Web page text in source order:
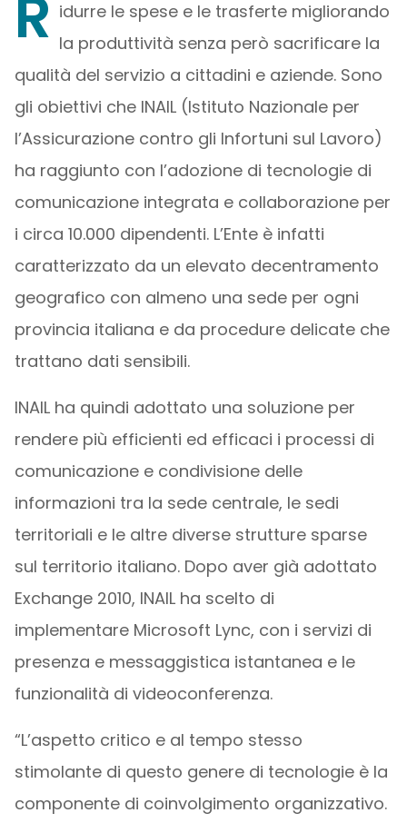
R idurre le spese e le trasferte migliorando
la produttività senza però sacrificare la
qualità del servizio a cittadini e aziende. Sono
gli obiettivi che INAIL (Istituto Nazionale per
l’Assicurazione contro gli Infortuni sul Lavoro)
ha raggiunto con l’adozione di tecnologie di
comunicazione integrata e collaborazione per
i circa 10.000 dipendenti. L’Ente è infatti
caratterizzato da un elevato decentramento
geografico con almeno una sede per ogni
provincia italiana e da procedure delicate che
trattano dati sensibili.
INAIL ha quindi adottato una soluzione per
rendere più efficienti ed efficaci i processi di
comunicazione e condivisione delle
informazioni tra la sede centrale, le sedi
territoriali e le altre diverse strutture sparse
sul territorio italiano. Dopo aver già adottato
Exchange 2010, INAIL ha scelto di
implementare Microsoft Lync, con i servizi di
presenza e messaggistica istantanea e le
funzionalità di videoconferenza.
“L’aspetto critico e al tempo stesso
stimolante di questo genere di tecnologie è la
componente di coinvolgimento organizzativo.